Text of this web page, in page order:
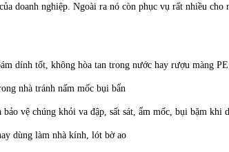
doanh nghiệp. Ngoài ra nó còn phục vụ rất nhiều cho
dính tốt, không hòa tan trong nước hay rượu màng
nhà tránh nấm mốc bụi bẩn
vệ chúng khỏi va đập, sất sát, ẩm mốc, bụi bặm khi
dùng làm nhà kính, lót bờ ao